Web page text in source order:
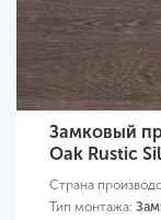
Замковый
Oak Rustic
Страна
Тип монтажа: